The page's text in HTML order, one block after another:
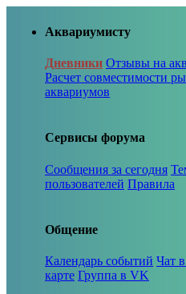
Аквариумисту
Дневники Отзывы на
Расчет совместимости
аквариумов
Сервисы форума
Сообщения за сегодня
пользователей Правила
Общение
Календарь событий Чат
карте Группа в VK